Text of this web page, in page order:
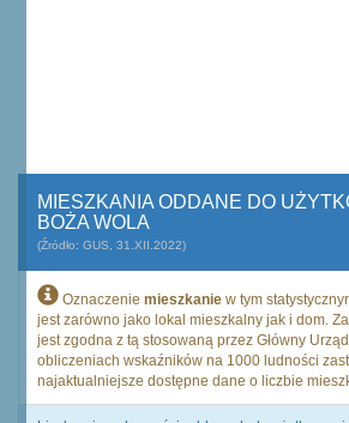
MIESZKANIA ODDANE DO
BOŻA WOLA
(Źródło: GUS, 31.XII.2022)
Oznaczenie mieszkanie w tym
jest zarówno jako lokal mieszkalny jak i dom.
jest zgodna z tą stosowaną przez Główny
obliczeniach wskaźników na 1000 ludności
najaktualniejsze dostępne dane o liczbie